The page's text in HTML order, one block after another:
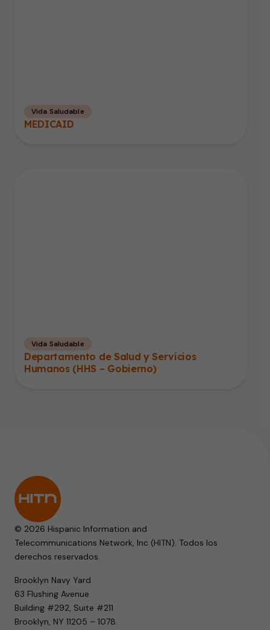
Vida Saludable
MEDICAID
Vida Saludable
Departamento de Salud y Servicios
Humanos (HHS – Gobierno)
© 2026 Hispanic Information and
Telecommunications Network, Inc (HITN). Todos los
derechos reservados.
Brooklyn Navy Yard
63 Flushing Avenue
Building #292, Suite #211
Brooklyn, NY 11205 – 1078.